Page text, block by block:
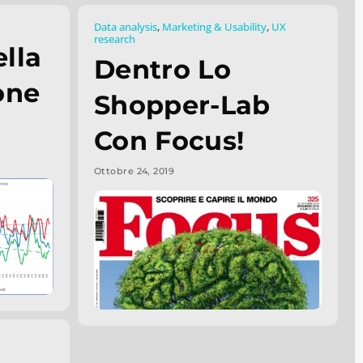
Data analysis, Marketing & Usability, UX
research
Dentro Lo
Shopper-Lab
Con Focus!
Ottobre 24, 2019